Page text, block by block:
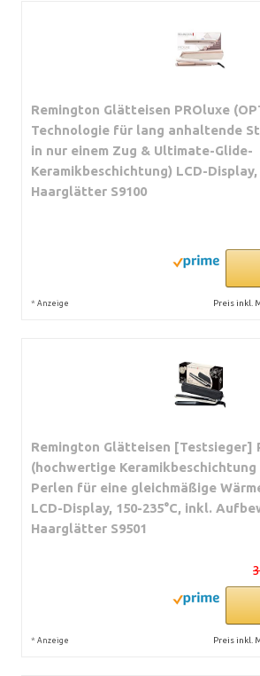
Remington Glätteisen PROluxe
Technologie für lang anhaltende
in nur einem Zug & Ultimate-Glide-
Keramikbeschichtung) LCD-Display,
Haarglätter S9100
* Anzeige Preis inkl.
Remington Glätteisen [Testsieger]
(hochwertige
Perlen für eine gleichmäßige
LCD-Display, 150-235°C, inkl.
Haarglätter S9501
* Anzeige Preis inkl.